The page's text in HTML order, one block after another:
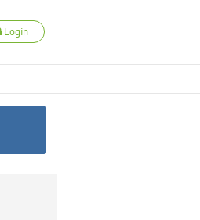
Login